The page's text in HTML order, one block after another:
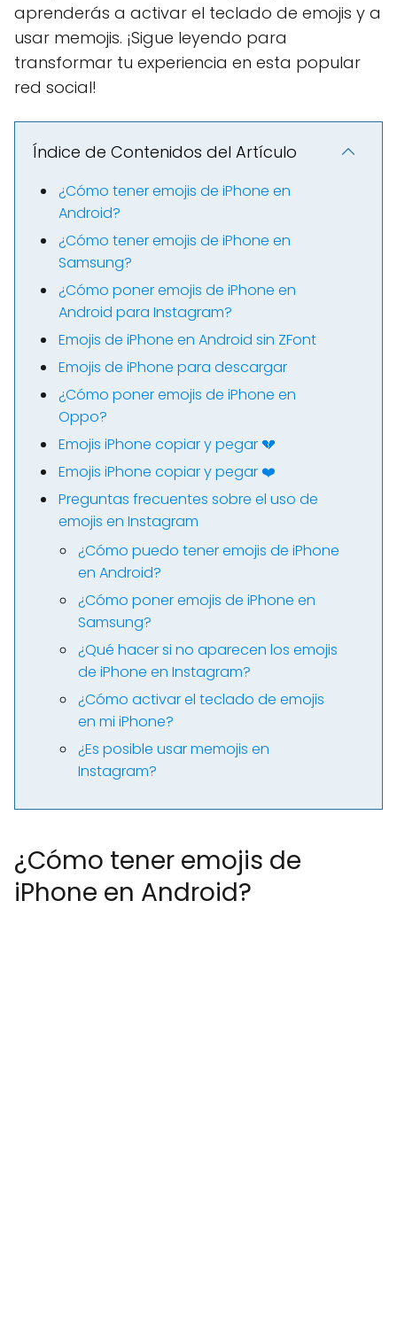
aprenderás a activar el teclado de emojis y a
usar memojis. ¡Sigue leyendo para
transformar tu experiencia en esta popular
red social!
Índice de Contenidos del Artículo
¿Cómo tener emojis de iPhone en
Android?
¿Cómo tener emojis de iPhone en
Samsung?
¿Cómo poner emojis de iPhone en
Android para Instagram?
Emojis de iPhone en Android sin ZFont
Emojis de iPhone para descargar
¿Cómo poner emojis de iPhone en
Oppo?
Emojis iPhone copiar y pegar 💔
Emojis iPhone copiar y pegar ❤️
Preguntas frecuentes sobre el uso de
emojis en Instagram
¿Cómo puedo tener emojis de iPhone
en Android?
¿Cómo poner emojis de iPhone en
Samsung?
¿Qué hacer si no aparecen los emojis
de iPhone en Instagram?
¿Cómo activar el teclado de emojis
en mi iPhone?
¿Es posible usar memojis en
Instagram?
¿Cómo tener emojis de
iPhone en Android?